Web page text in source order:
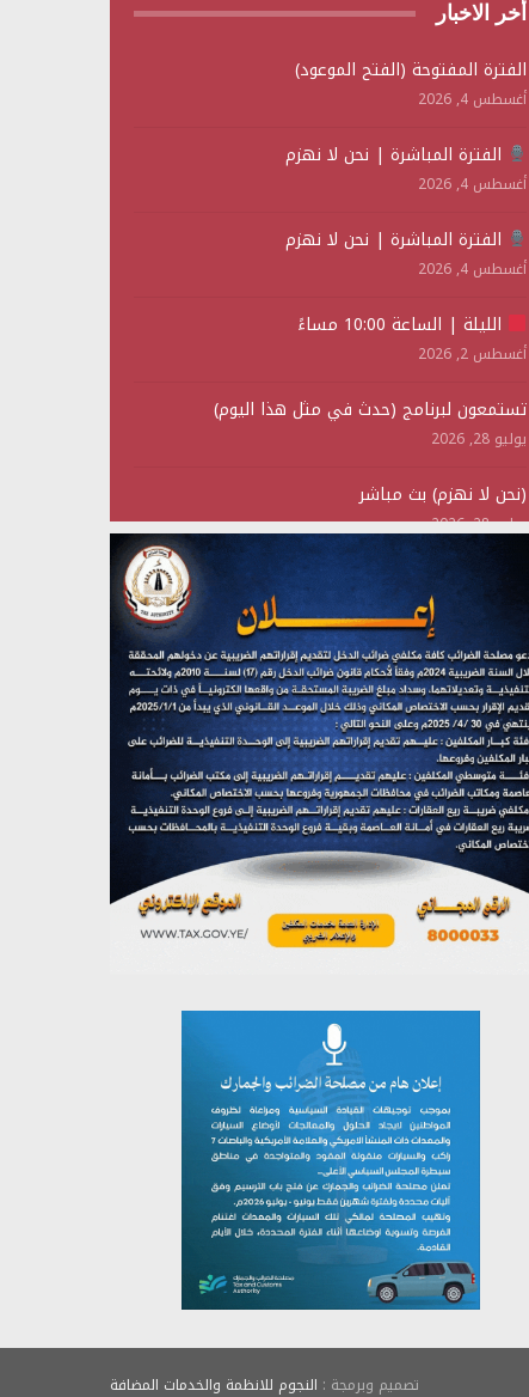
أخر الاخبار
الفترة المفتوحة (الفتح الموعود)
أغسطس 4, 2026
الفترة المباشرة | نحن لا نهزم
أغسطس 4, 2026
الفترة المباشرة | نحن لا نهزم
أغسطس 4, 2026
الليلة | الساعة 10:00 مساءً
أغسطس 2, 2026
تستمعون لبرنامج (حدث في مثل هذا اليوم)
يوليو 28, 2026
(نحن لا نهزم) بث مباشر
يوليو 28, 2026
تستمعون لبرنامج (هندسة الوهم)
مؤتمر صحفي لمركز عين الإنسانية حول جرائم تحالف
العدوان على اليمن
يوليو 27, 2026
تستمعون لبرنامج (مع السيد القائد)
يوليو 26, 2026
تستمعون لبرنامج (خبر وعلم)
يوليو 26, 2026
تصميم وبرمجة : النجوم للانظمة والخدمات المضافة